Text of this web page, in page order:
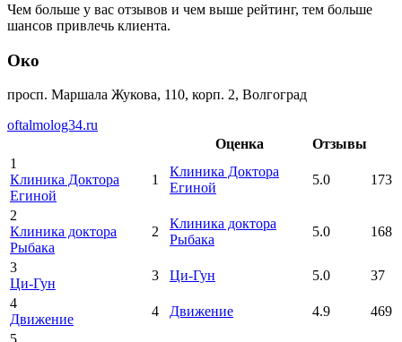
Чем больше у вас отзывов и чем выше рейтинг, тем больше
шансов привлечь клиента.
Око
просп. Маршала Жукова, 110, корп. 2, Волгоград
oftalmolog34.ru
Оценка
Отзывы
1
Клиника Доктора
Егиной
1
Клиника Доктора
Егиной
5.0 173
2
Клиника доктора
Рыбака
2
Клиника доктора
Рыбака
5.0 168
3
Ци-Гун
3 Ци-Гун 5.0
37
4
Движение
4 Движение 4.9
469